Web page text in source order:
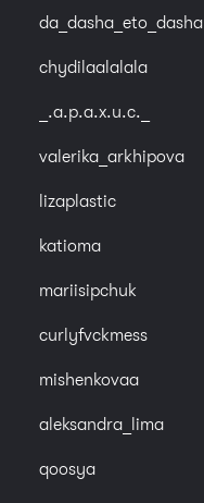
da_dasha_eto_dasha
chydilaalalala
_.a.p.a.x.u.c._
valerika_arkhipova
lizaplastic
katioma
mariisipchuk
curlyfvckmess
mishenkovaa
aleksandra_lima
qoosya